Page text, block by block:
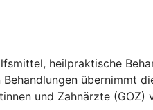
heilpraktische
übernimmt
und Zahnärzte (GOZ)